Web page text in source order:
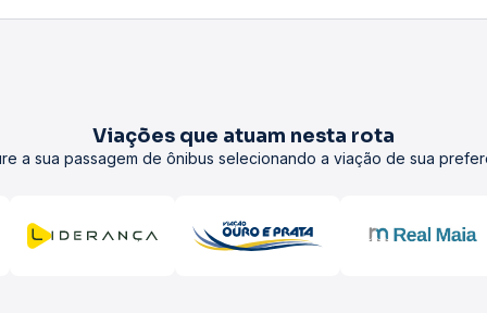
Viações que atuam nesta rota
a sua passagem de ônibus selecionando a viação de sua